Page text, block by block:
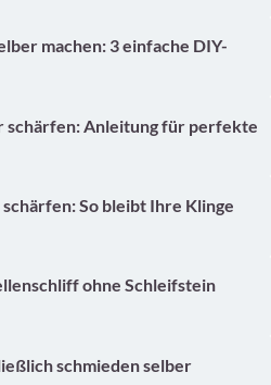
machen: 3 einfache DIY-
schärfen: Anleitung für perfekte
So bleibt Ihre Klinge
ohne Schleifstein
schmieden selber